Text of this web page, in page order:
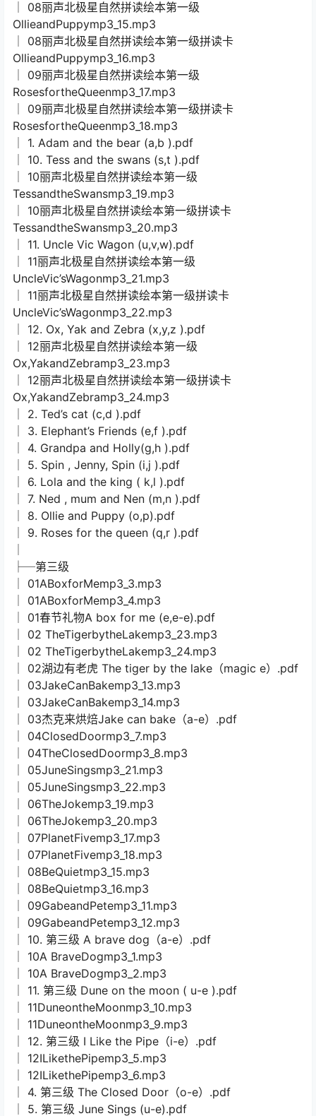
│ 08丽声北极星自然拼读绘本第一级
OllieandPuppymp3_15.mp3
│ 08丽声北极星自然拼读绘本第一级拼读卡
OllieandPuppymp3_16.mp3
│ 09丽声北极星自然拼读绘本第一级
RosesfortheQueenmp3_17.mp3
│ 09丽声北极星自然拼读绘本第一级拼读卡
RosesfortheQueenmp3_18.mp3
│ 1. Adam and the bear (a,b ).pdf
│ 10. Tess and the swans (s,t ).pdf
│ 10丽声北极星自然拼读绘本第一级
TessandtheSwansmp3_19.mp3
│ 10丽声北极星自然拼读绘本第一级拼读卡
TessandtheSwansmp3_20.mp3
│ 11. Uncle Vic Wagon (u,v,w).pdf
│ 11丽声北极星自然拼读绘本第一级
UncleVic’sWagonmp3_21.mp3
│ 11丽声北极星自然拼读绘本第一级拼读卡
UncleVic’sWagonmp3_22.mp3
│ 12. Ox, Yak and Zebra (x,y,z ).pdf
│ 12丽声北极星自然拼读绘本第一级
Ox,YakandZebramp3_23.mp3
│ 12丽声北极星自然拼读绘本第一级拼读卡
Ox,YakandZebramp3_24.mp3
│ 2. Ted’s cat (c,d ).pdf
│ 3. Elephant’s Friends (e,f ).pdf
│ 4. Grandpa and Holly(g,h ).pdf
│ 5. Spin , Jenny, Spin (i,j ).pdf
│ 6. Lola and the king ( k,l ).pdf
│ 7. Ned , mum and Nen (m,n ).pdf
│ 8. Ollie and Puppy (o,p).pdf
│ 9. Roses for the queen (q,r ).pdf
├─第三级
│ 01ABoxforMemp3_3.mp3
│ 01ABoxforMemp3_4.mp3
│ 01春节礼物A box for me (e,e-e).pdf
│ 02 TheTigerbytheLakemp3_23.mp3
│ 02 TheTigerbytheLakemp3_24.mp3
│ 02湖边有老虎 The tiger by the lake（magic e）.pdf
│ 03JakeCanBakemp3_13.mp3
│ 03JakeCanBakemp3_14.mp3
│ 03杰克来烘焙Jake can bake（a-e）.pdf
│ 04ClosedDoormp3_7.mp3
│ 04TheClosedDoormp3_8.mp3
│ 05JuneSingsmp3_21.mp3
│ 05JuneSingsmp3_22.mp3
│ 06TheJokemp3_19.mp3
│ 06TheJokemp3_20.mp3
│ 07PlanetFivemp3_17.mp3
│ 07PlanetFivemp3_18.mp3
│ 08BeQuietmp3_15.mp3
│ 08BeQuietmp3_16.mp3
│ 09GabeandPetemp3_11.mp3
│ 09GabeandPetemp3_12.mp3
│ 10. 第三级 A brave dog（a-e）.pdf
│ 10A BraveDogmp3_1.mp3
│ 10A BraveDogmp3_2.mp3
│ 11. 第三级 Dune on the moon ( u-e ).pdf
│ 11DuneontheMoonmp3_10.mp3
│ 11DuneontheMoonmp3_9.mp3
│ 12. 第三级 I Like the Pipe（i-e）.pdf
│ 12ILikethePipemp3_5.mp3
│ 12ILikethePipemp3_6.mp3
│ 4. 第三级 The Closed Door（o-e）.pdf
│ 5. 第三级 June Sings (u-e).pdf